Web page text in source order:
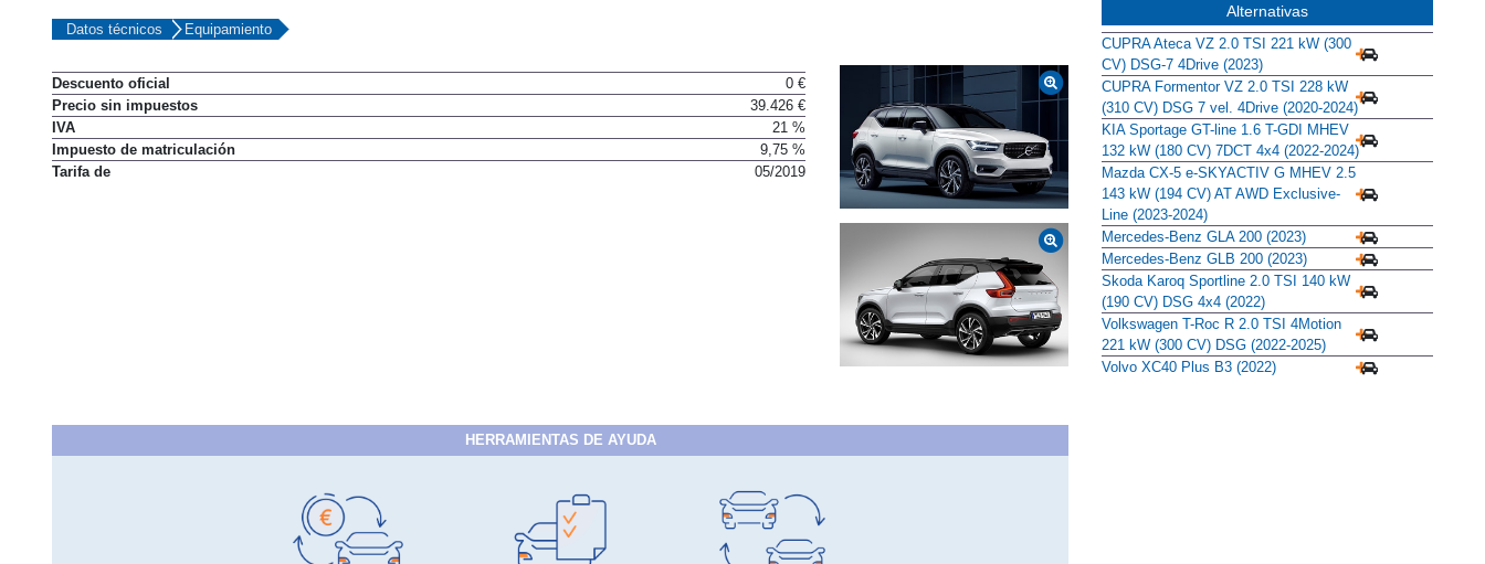
Datos técnicos Equipamiento
Descuento oficial
0 €
Precio sin impuestos
39.426 €
IVA
21 %
Impuesto de matriculación
9,75 %
Tarifa de
05/2019
HERRAMIENTAS DE AYUDA
Alternativas
CUPRA Ateca VZ 2.0 TSI 221 kW (300
CV) DSG-7 4Drive (2023)
CUPRA Formentor VZ 2.0 TSI 228 kW
(310 CV) DSG 7 vel. 4Drive (2020-2024)
KIA Sportage GT-line 1.6 T-GDI MHEV
132 kW (180 CV) 7DCT 4x4 (2022-2024)
Mazda CX-5 e-SKYACTIV G MHEV 2.5
143 kW (194 CV) AT AWD Exclusive-
Line (2023-2024)
Mercedes-Benz GLA 200 (2023)
Mercedes-Benz GLB 200 (2023)
Skoda Karoq Sportline 2.0 TSI 140 kW
(190 CV) DSG 4x4 (2022)
Volkswagen T-Roc R 2.0 TSI 4Motion
221 kW (300 CV) DSG (2022-2025)
Volvo XC40 Plus B3 (2022)